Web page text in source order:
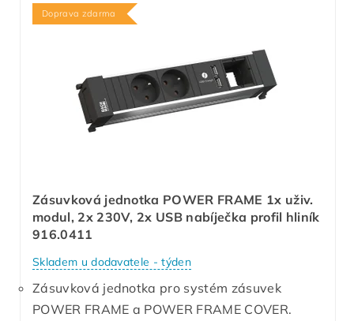
Doprava zdarma
Zásuvková jednotka POWER FRAME 1x uživ.
modul, 2x 230V, 2x USB nabíječka profil hliník
916.0411
Skladem u dodavatele - týden
Zásuvková jednotka pro systém zásuvek
POWER FRAME a POWER FRAME COVER.